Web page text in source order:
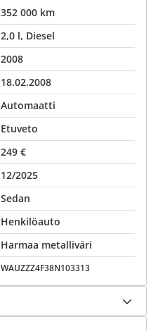
352 000 km
2,0 l, Diesel
2008
18.02.2008
Automaatti
Etuveto
249 €
12/2025
Sedan
Henkilöauto
Harmaa metalliväri
WAUZZZ4F38N103313